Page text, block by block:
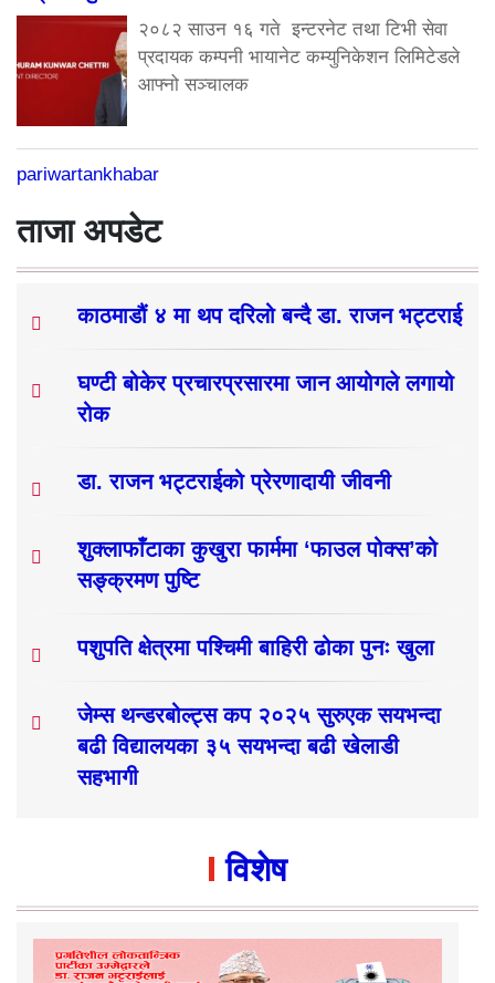
२०८२ साउन १६ गते इन्टरनेट तथा टिभी सेवा
प्रदायक कम्पनी भायानेट कम्युनिकेशन लिमिटेडले
आफ्नो सञ्चालक
pariwartankhabar
ताजा अपडेट
काठमाडौं ४ मा थप दरिलो बन्दै डा. राजन भट्टराई
घण्टी बोकेर प्रचारप्रसारमा जान आयोगले लगायो
रोक
डा. राजन भट्टराईको प्रेरणादायी जीवनी
शुक्लाफाँटाका कुखुरा फार्ममा ‘फाउल पोक्स’को
सङ्क्रमण पुष्टि
पशुपति क्षेत्रमा पश्चिमी बाहिरी ढोका पुनः खुला
जेम्स थन्डरबोल्ट्स कप २०२५ सुरुएक सयभन्दा
बढी विद्यालयका ३५ सयभन्दा बढी खेलाडी
सहभागी
विशेष